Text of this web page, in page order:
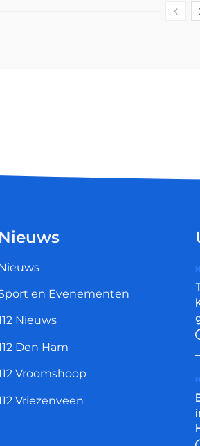
Nieuws
en Evenementen
Nieuws
Den Ham
Vroomshoop
Vriezenveen